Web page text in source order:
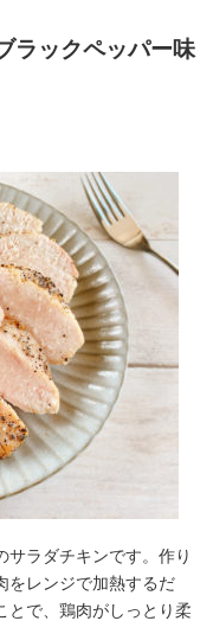
ラックペッパー味
サラダチキンです。作り
をレンジで加熱するだ
とで、鶏肉がしっとり柔